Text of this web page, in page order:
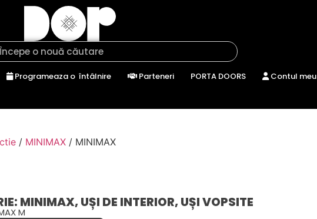
Programeaza o întâlnire Parteneri PORTA DOORS Contul meu
/ MINIMAX / MINIMAX
MINIMAX,UȘI DE INTERIOR,UȘI VOPSITE
M